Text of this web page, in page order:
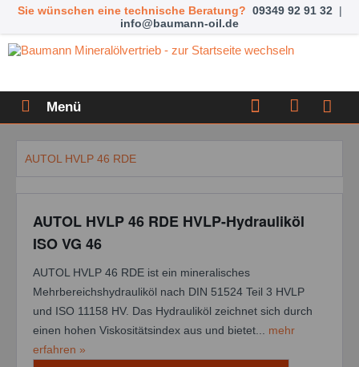
Sie wünschen eine technische Beratung? 09349 92 91 32 |
info@baumann-oil.de
Menü
AUTOL HVLP 46 RDE
AUTOL HVLP 46 RDE HVLP-Hydrauliköl
ISO VG 46
AUTOL HVLP 46 RDE ist ein mineralisches
Mehrbereichshydrauliköl nach DIN 51524 Teil 3 HVLP
und ISO 11158 HV. Das Hydrauliköl zeichnet sich durch
einen hohen Viskositätsindex aus und bietet... mehr
erfahren »